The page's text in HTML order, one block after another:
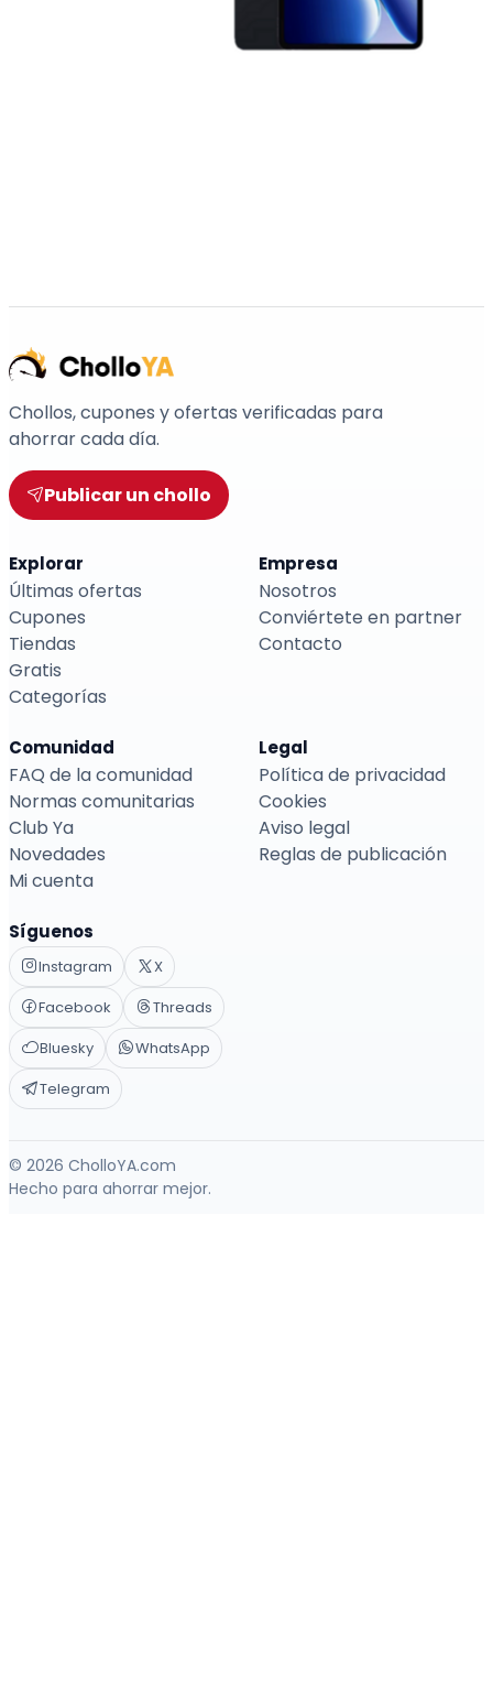
Chollos, cupones y ofertas verificadas para
ahorrar cada día.
Publicar un chollo
Explorar
Últimas ofertas
Cupones
Tiendas
Gratis
Categorías
Empresa
Nosotros
Conviértete en partner
Contacto
Comunidad
FAQ de la comunidad
Normas comunitarias
Club Ya
Novedades
Mi cuenta
Legal
Política de privacidad
Cookies
Aviso legal
Reglas de publicación
Síguenos
Instagram
X
Facebook
Threads
Bluesky
WhatsApp
Telegram
© 2026 CholloYA.com
Hecho para ahorrar mejor.